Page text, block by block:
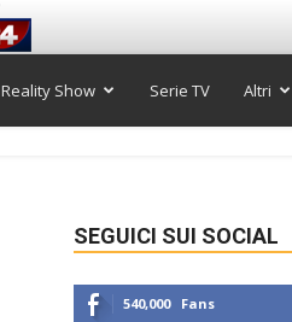
Reality Show Serie TV Altri
SEGUICI SUI SOCIAL
540,000 Fans